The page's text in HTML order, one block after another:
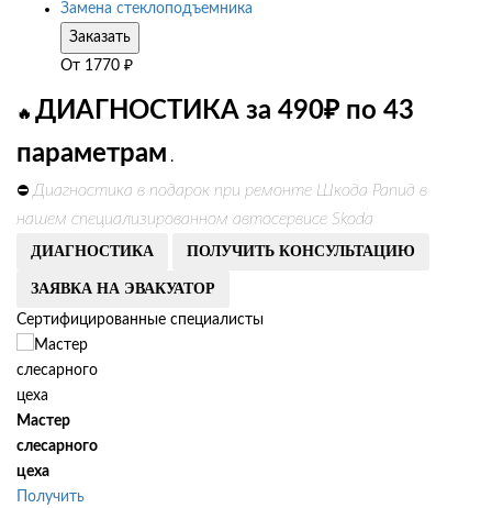
Замена стеклоподъемника
Заказать
От 1770 ₽
🔥 ДИАГНОСТИКА за 490₽ по 43
параметрам .
⛔ Диагностика в подарок при ремонте Шкода Рапид в
нашем специализированном автосервисе Skoda
ДИАГНОСТИКА ПОЛУЧИТЬ КОНСУЛЬТАЦИЮ
ЗАЯВКА НА ЭВАКУАТОР
Сертифицированные специалисты
Мастер
слесарного
цеха
Получить